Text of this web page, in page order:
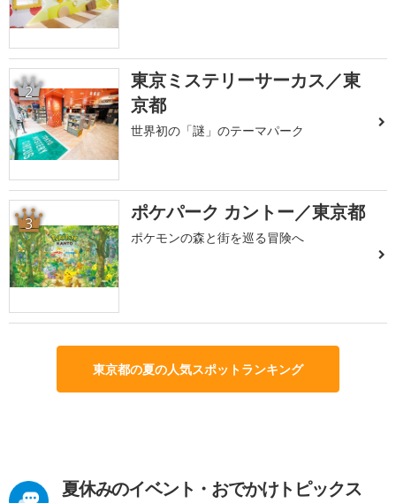
2
東京ミステリーサーカス／東
京都
世界初の「謎」のテーマパーク
3 ポケパーク カントー／東京都
ポケモンの森と街を巡る冒険へ
東京都の夏の人気スポットランキング
夏休みのイベント・おでかけトピックス